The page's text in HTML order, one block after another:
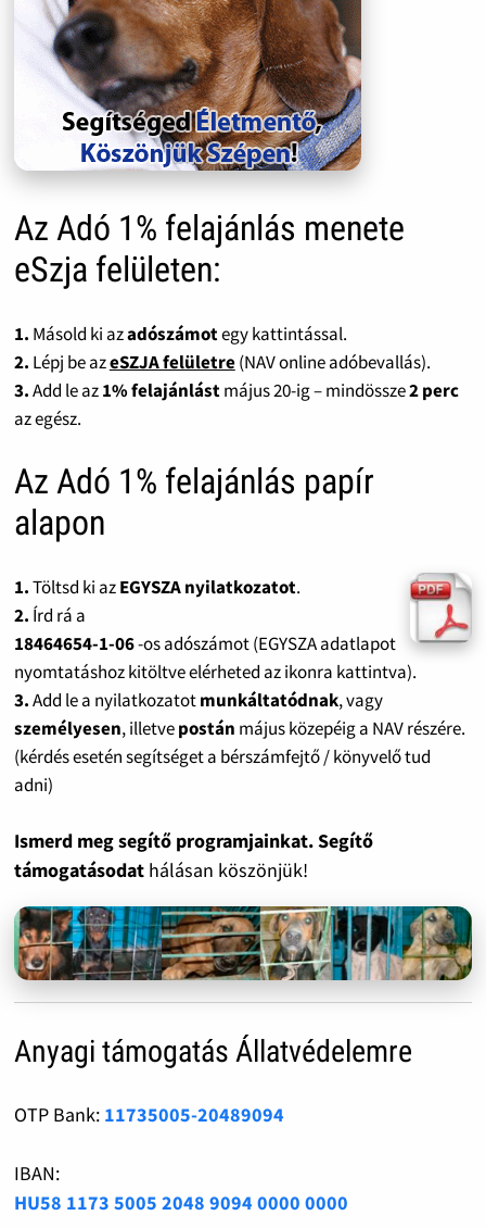
Az Adó 1% felajánlás menete
eSzja felületen:
1. Másold ki azadószámotegy kattintással.
2. Lépj be azeSZJA felületre(NAV online adóbevallás).
3.Add le az1% felajánlástmájus 20-ig – mindössze2 perc
az egész.
Az Adó 1% felajánlás papír
alapon
1.Töltsd ki azEGYSZA nyilatkozatot.
2. Írd rá a
18464654-1-06-os adószámot (EGYSZA adatlapot
nyomtatáshoz kitöltve elérheted az ikonra kattintva).
3.Add le a nyilatkozatotmunkáltatódnak, vagy
személyesen, illetvepostán május közepéig a NAV részére.
(kérdés esetén segítséget a bérszámfejtő / könyvelő tud
adni)
Ismerd meg segítő programjainkat. Segítő
támogatásodat hálásan köszönjük!
Anyagi támogatás Állatvédelemre
OTP Bank: 11735005-20489094
IBAN:
HU58 1173 5005 2048 9094 0000 0000